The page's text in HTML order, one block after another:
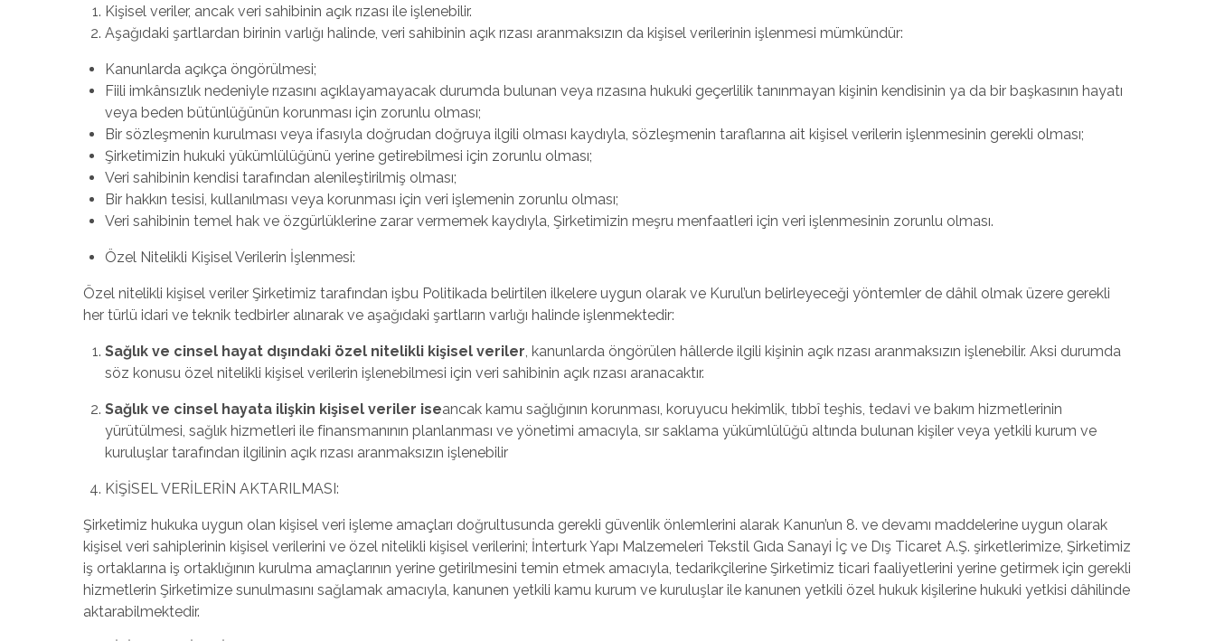
Kişisel veriler, ancak veri sahibinin açık rızası ile işlenebilir.
Aşağıdaki şartlardan birinin varlığı halinde, veri sahibinin açık rızası aranmaksızın da kişisel verilerinin işlenmesi mümkündür:
Kanunlarda açıkça öngörülmesi;
Fiili imkânsızlık nedeniyle rızasını açıklayamayacak durumda bulunan veya rızasına hukuki geçerlilik tanınmayan kişinin kendisinin ya da bir başkasının hayatı
veya beden bütünlüğünün korunması için zorunlu olması;
Bir sözleşmenin kurulması veya ifasıyla doğrudan doğruya ilgili olması kaydıyla, sözleşmenin taraflarına ait kişisel verilerin işlenmesinin gerekli olması;
Şirketimizin hukuki yükümlülüğünü yerine getirebilmesi için zorunlu olması;
Veri sahibinin kendisi tarafından alenileştirilmiş olması;
Bir hakkın tesisi, kullanılması veya korunması için veri işlemenin zorunlu olması;
Veri sahibinin temel hak ve özgürlüklerine zarar vermemek kaydıyla, Şirketimizin meşru menfaatleri için veri işlenmesinin zorunlu olması.
Özel Nitelikli Kişisel Verilerin İşlenmesi:
Özel nitelikli kişisel veriler Şirketimiz tarafından işbu Politikada belirtilen ilkelere uygun olarak ve Kurul’un belirleyeceği yöntemler de dâhil olmak üzere gerekli
her türlü idari ve teknik tedbirler alınarak ve aşağıdaki şartların varlığı halinde işlenmektedir:
Sağlık ve cinsel hayat dışındaki özel nitelikli kişisel veriler, kanunlarda öngörülen hâllerde ilgili kişinin açık rızası aranmaksızın işlenebilir. Aksi durumda
söz konusu özel nitelikli kişisel verilerin işlenebilmesi için veri sahibinin açık rızası aranacaktır.
Sağlık ve cinsel hayata ilişkin kişisel veriler iseancak kamu sağlığının korunması, koruyucu hekimlik, tıbbî teşhis, tedavi ve bakım hizmetlerinin
yürütülmesi, sağlık hizmetleri ile finansmanının planlanması ve yönetimi amacıyla, sır saklama yükümlülüğü altında bulunan kişiler veya yetkili kurum ve
kuruluşlar tarafından ilgilinin açık rızası aranmaksızın işlenebilir
KİŞİSEL VERİLERİN AKTARILMASI:
Şirketimiz hukuka uygun olan kişisel veri işleme amaçları doğrultusunda gerekli güvenlik önlemlerini alarak Kanun’un 8. ve devamı maddelerine uygun olarak
kişisel veri sahiplerinin kişisel verilerini ve özel nitelikli kişisel verilerini; İnterturk Yapı Malzemeleri Tekstil Gıda Sanayi İç ve Dış Ticaret A.Ş. şirketlerimize, Şirketimiz
iş ortaklarına iş ortaklığının kurulma amaçlarının yerine getirilmesini temin etmek amacıyla, tedarikçilerine Şirketimiz ticari faaliyetlerini yerine getirmek için gerekli
hizmetlerin Şirketimize sunulmasını sağlamak amacıyla, kanunen yetkili kamu kurum ve kuruluşlar ile kanunen yetkili özel hukuk kişilerine hukuki yetkisi dâhilinde
aktarabilmektedir.